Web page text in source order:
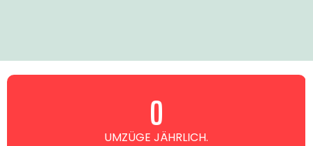
UMZÜGE JÄHRLICH.
0